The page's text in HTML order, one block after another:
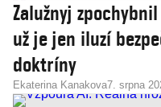
Zalužnyj
už je jen iluzí
doktríny
Ekaterina Kanakova7. srpna